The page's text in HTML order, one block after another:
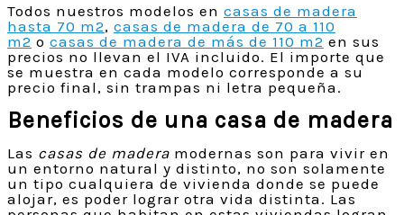
Todos nuestros modelos en casas de madera
hasta 70 m2, casas de madera de 70 a 110
m2 o casas de madera de más de 110 m2 en sus
precios no llevan el IVA incluido. El importe que
se muestra en cada modelo corresponde a su
precio final, sin trampas ni letra pequeña.
Beneficios de una casa de madera
Las casas de madera modernas son para vivir en
un entorno natural y distinto, no son solamente
un tipo cualquiera de vivienda donde se puede
alojar, es poder lograr otra vida distinta. Las